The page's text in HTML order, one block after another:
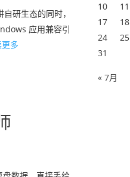
研生态的同时，
应用兼容引
多
10
11
17
18
24
25
31
« 7月